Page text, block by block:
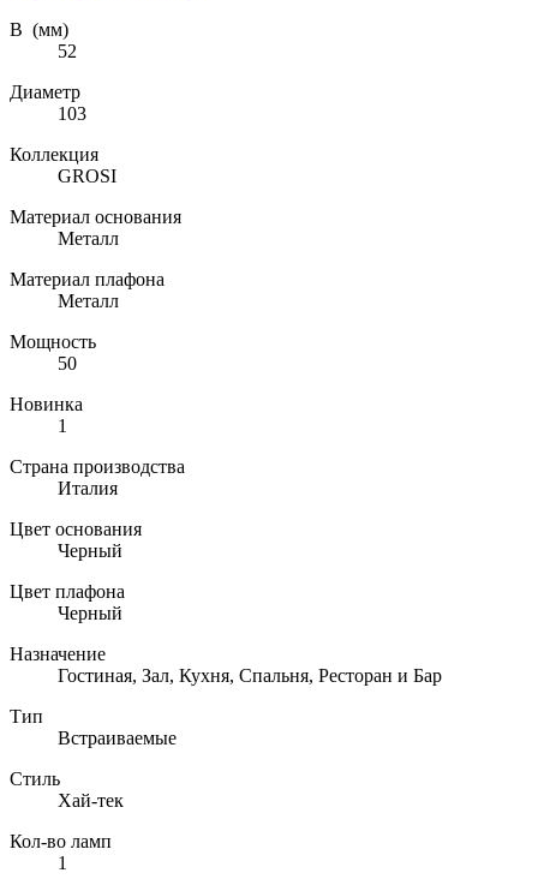
В (мм)
52
Диаметр
103
Коллекция
GROSI
Материал основания
Металл
Материал плафона
Металл
Мощность
50
Новинка
1
Страна производства
Италия
Цвет основания
Черный
Цвет плафона
Черный
Назначение
Гостиная, Зал, Кухня, Спальня, Ресторан и Бар
Тип
Встраиваемые
Стиль
Хай-тек
Кол-во ламп
1